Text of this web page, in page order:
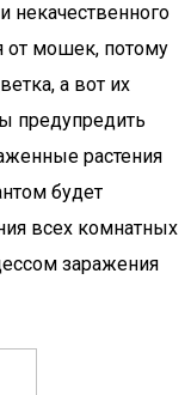
некачественного
от мошек, потому
а вот их
предупредить
растения
будет
всех комнатных
заражения